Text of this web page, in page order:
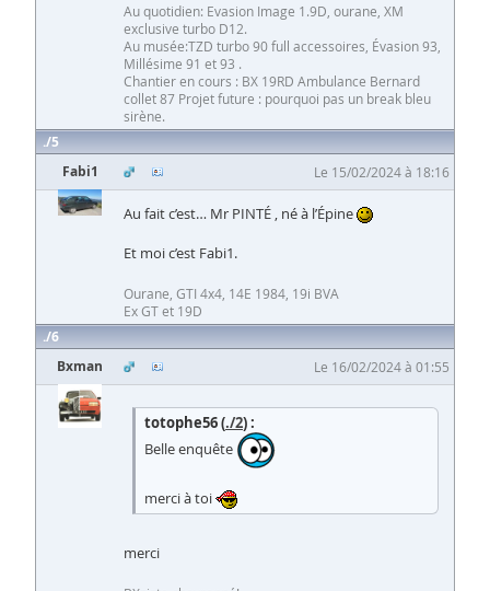
Au quotidien: Evasion Image 1.9D, ourane, XM
exclusive turbo D12.
Au musée:TZD turbo 90 full accessoires, Évasion 93,
Millésime 91 et 93 .
Chantier en cours : BX 19RD Ambulance Bernard
collet 87 Projet future : pourquoi pas un break bleu
sirène.
5
Fabi1
Le 15/02/2024 à 18:16
Au fait c’est… Mr PINTÉ , né à l’Épine
Et moi c’est Fabi1.
Ourane, GTI 4x4, 14E 1984, 19i BVA
Ex GT et 19D
6
Bxman
Le 16/02/2024 à 01:55
totophe56 (./2) :
Belle enquête
merci à toi
merci